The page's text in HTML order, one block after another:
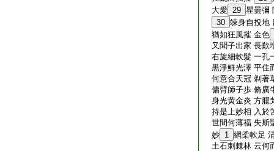
大愛 29 瞿曇彌
30 竦身自投地
猶如狂風摧 金色
又聞子出家 長歎
右旋細軟髮 一孔
黒淨鮮光澤 平住
何意合天冠 剃著
傭臂師子歩 脩廣
身光黄金炎 方臆
持是上妙相 入於
世間何薄福 失斯
妙 1 網柔軟足
土石刺棘林 云何